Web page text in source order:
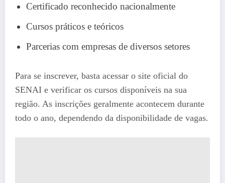
Certificado reconhecido nacionalmente
Cursos práticos e teóricos
Parcerias com empresas de diversos setores
Para se inscrever, basta acessar o site oficial do
SENAI e verificar os cursos disponíveis na sua
região. As inscrições geralmente acontecem durante
todo o ano, dependendo da disponibilidade de vagas.